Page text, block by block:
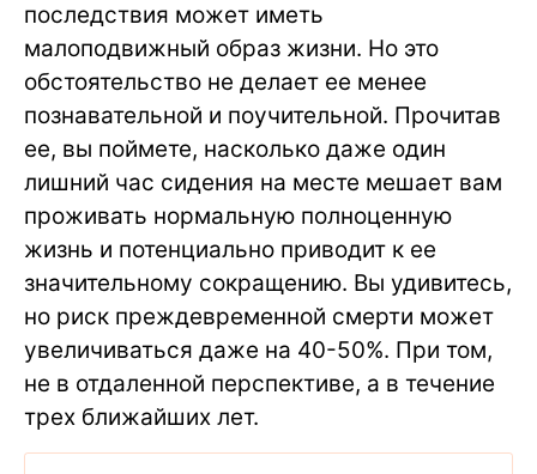
последствия может иметь
малоподвижный образ жизни. Но это
обстоятельство не делает ее менее
познавательной и поучительной. Прочитав
ее, вы поймете, насколько даже один
лишний час сидения на месте мешает вам
проживать нормальную полноценную
жизнь и потенциально приводит к ее
значительному сокращению. Вы удивитесь,
но риск преждевременной смерти может
увеличиваться даже на 40-50%. При том,
не в отдаленной перспективе, а в течение
трех ближайших лет.